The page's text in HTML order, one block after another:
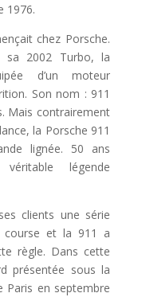
1976.
chez Porsche.
2002 Turbo, la
d’un moteur
Son nom : 911
Mais contrairement
la Porsche 911
lignée. 50 ans
légende
clients une série
course et la 911 a
règle. Dans cette
présentée sous la
Paris en septembre